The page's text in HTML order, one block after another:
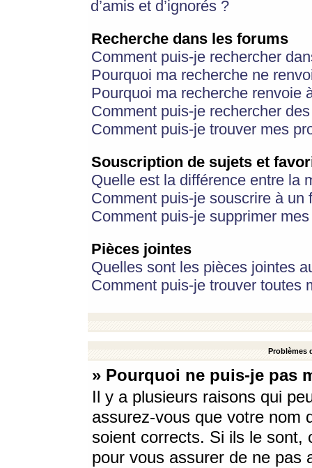
d’amis et d’ignorés ?
Recherche dans les forums
Comment puis-je rechercher
Pourquoi ma recherche ne
Pourquoi ma recherche renvoie
Comment puis-je rechercher
Comment puis-je trouver mes
Souscription de sujets et
Quelle est la différence entre la
Comment puis-je souscrire à
Comment puis-je supprimer
Pièces jointes
Quelles sont les pièces jointes
Comment puis-je trouver toutes
Problèmes
» Pourquoi ne puis-je pas
Il y a plusieurs raisons qui
assurez-vous que votre nom
soient corrects. Si ils le sont,
pour vous assurer de ne pas